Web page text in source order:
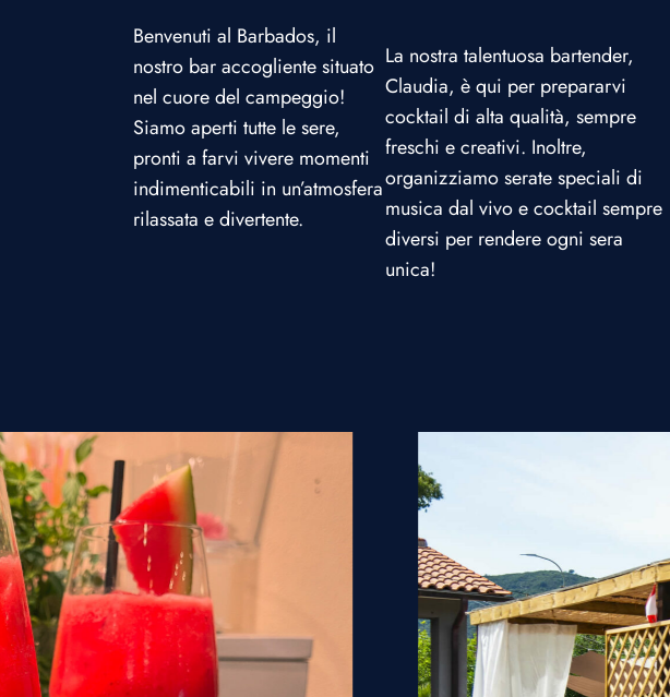
Benvenuti al Barbados, il
nostro bar accogliente situato
nel cuore del campeggio!
Siamo aperti tutte le sere,
pronti a farvi vivere momenti
indimenticabili in un’atmosfera
rilassata e divertente.
La nostra talentuosa bartender,
Claudia, è qui per prepararvi
cocktail di alta qualità, sempre
freschi e creativi. Inoltre,
organizziamo serate speciali di
musica dal vivo e cocktail sempre
diversi per rendere ogni sera
unica!